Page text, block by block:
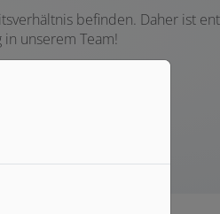
befinden. Daher ist
unserem Team!